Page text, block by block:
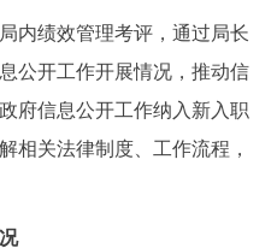
绩效管理考评，通过局长
公开工作开展情况，推动信
府信息公开工作纳入新入职
相关法律制度、工作流程，